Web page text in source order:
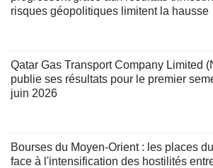
risques géopolitiques limitent la hausse
Qatar Gas Transport Company Limited
publie ses résultats pour le premier
juin 2026
Bourses du Moyen-Orient : les places
face à l'intensification des hostilités